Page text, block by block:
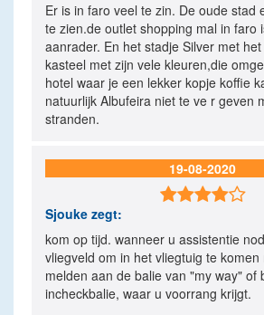
Er is in faro veel te zin. De oude stad
te zien.de outlet shopping mal in faro
aanrader. En het stadje Silver met
kasteel met zijn vele kleuren,die
hotel waar je een lekker kopje koffie
natuurlijk Albufeira niet te ve r geven
stranden.
19-08-2020

Sjouke zegt:
kom op tijd. wanneer u assistentie
vliegveld om in het vliegtuig te komen
melden aan de balie van "my way" of
incheckbalie, waar u voorrang krijgt.